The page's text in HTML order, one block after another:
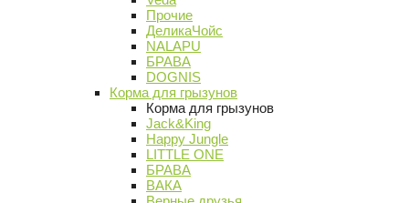
Прочие
ДеликаЧойс
NALAPU
БРАВА
DOGNIS
Корма для грызунов
Корма для грызунов
Jack&King
Happy Jungle
LITTLE ONE
БРАВА
ВАКА